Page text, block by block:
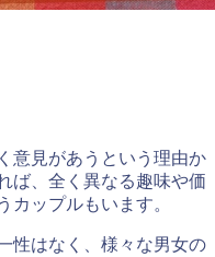
意見があうという理由か
ば、全く異なる趣味や価
カップルもいます。
性はなく、様々な男女の